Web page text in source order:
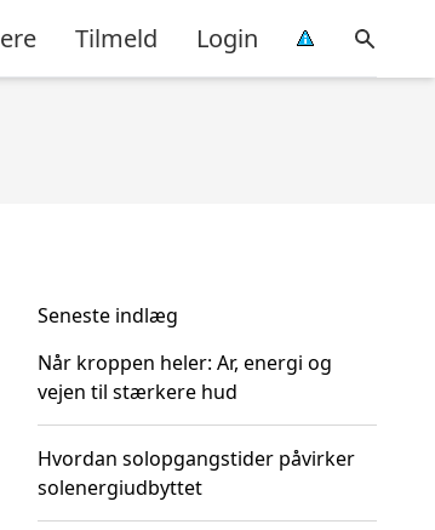
Tilmeld Login
Seneste indlæg
Når kroppen heler: Ar, energi og
vejen til stærkere hud
Hvordan solopgangstider påvirker
solenergiudbyttet